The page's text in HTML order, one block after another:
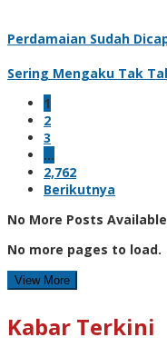
Perdamaian Sudah
Sering Mengaku Tak
1
2
3
…
2,762
Berikutnya
No More Posts
No more pages to load.
View More
Kabar Terkini